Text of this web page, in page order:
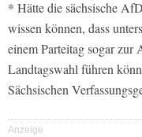
* Hätte die sächsische
wissen können, dass
einem Parteitag sogar
Landtagswahl führen
Sächsischen
Anzeige